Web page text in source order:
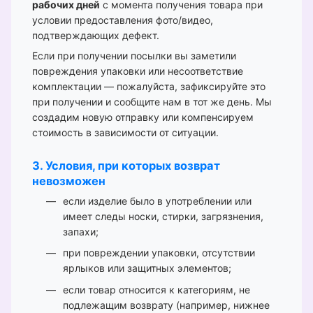
рабочих дней с момента получения товара при
условии предоставления фото/видео,
подтверждающих дефект.
Если при получении посылки вы заметили
повреждения упаковки или несоответствие
комплектации — пожалуйста, зафиксируйте это
при получении и сообщите нам в тот же день. Мы
создадим новую отправку или компенсируем
стоимость в зависимости от ситуации.
3. Условия, при которых возврат
невозможен
если изделие было в употреблении или
имеет следы носки, стирки, загрязнения,
запахи;
при повреждении упаковки, отсутствии
ярлыков или защитных элементов;
если товар относится к категориям, не
подлежащим возврату (например, нижнее